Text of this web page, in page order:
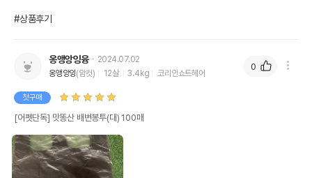
#상품후기
옹앵앙잉융
2024.07.02
옹앵앙잉(암컷) 12살 3.4kg 코리안쇼트헤어
첫구매
[어펫단독] 맛똥산 배변봉투(대) 100매
0